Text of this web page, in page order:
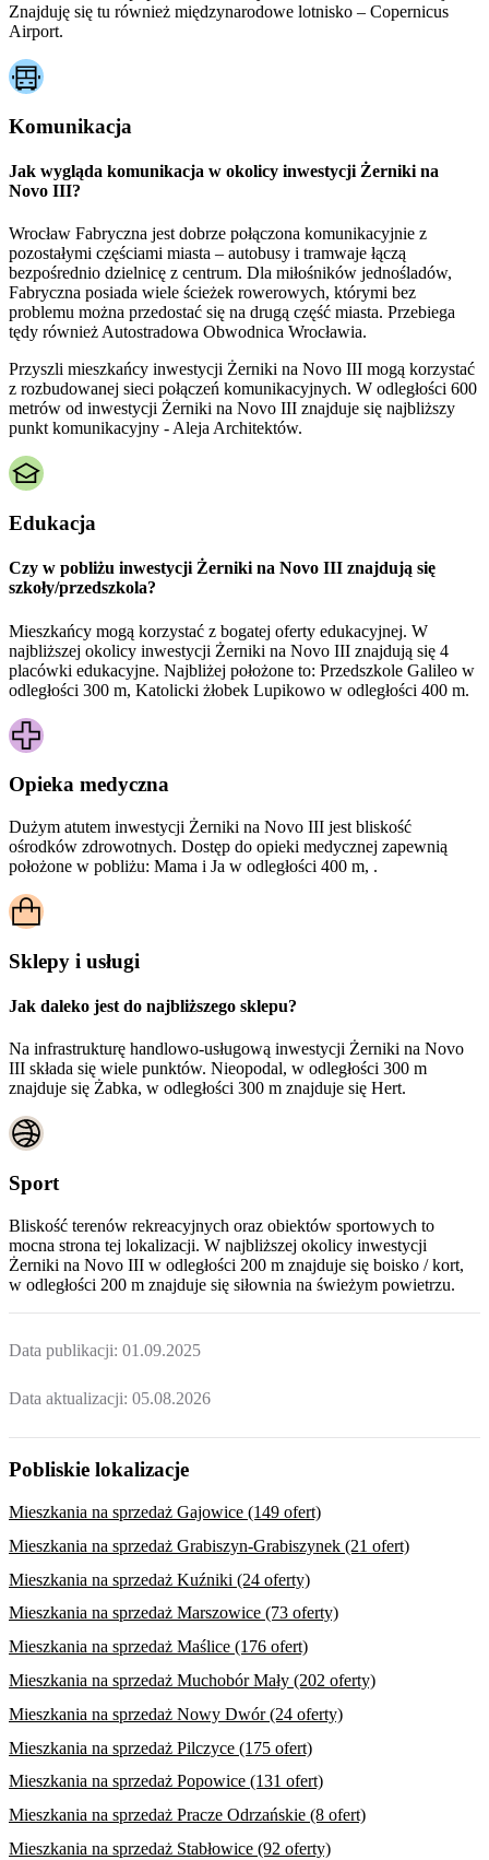
Znajduję się tu również międzynarodowe lotnisko – Copernicus
Airport.
Komunikacja
Jak wygląda komunikacja w okolicy inwestycji Żerniki na
Novo III?
Wrocław Fabryczna jest dobrze połączona komunikacyjnie z
pozostałymi częściami miasta – autobusy i tramwaje łączą
bezpośrednio dzielnicę z centrum. Dla miłośników jednośladów,
Fabryczna posiada wiele ścieżek rowerowych, którymi bez
problemu można przedostać się na drugą część miasta. Przebiega
tędy również Autostradowa Obwodnica Wrocławia.
Przyszli mieszkańcy inwestycji Żerniki na Novo III mogą korzystać
z rozbudowanej sieci połączeń komunikacyjnych. W odległości 600
metrów od inwestycji Żerniki na Novo III znajduje się najbliższy
punkt komunikacyjny - Aleja Architektów.
Edukacja
Czy w pobliżu inwestycji Żerniki na Novo III znajdują się
szkoły/przedszkola?
Mieszkańcy mogą korzystać z bogatej oferty edukacyjnej. W
najbliższej okolicy inwestycji Żerniki na Novo III znajdują się 4
placówki edukacyjne. Najbliżej położone to: Przedszkole Galileo w
odległości 300 m, Katolicki żłobek Lupikowo w odległości 400 m.
Opieka medyczna
Dużym atutem inwestycji Żerniki na Novo III jest bliskość
ośrodków zdrowotnych. Dostęp do opieki medycznej zapewnią
położone w pobliżu: Mama i Ja w odległości 400 m, .
Sklepy i usługi
Jak daleko jest do najbliższego sklepu?
Na infrastrukturę handlowo-usługową inwestycji Żerniki na Novo
III składa się wiele punktów. Nieopodal, w odległości 300 m
znajduje się Żabka, w odległości 300 m znajduje się Hert.
Sport
Bliskość terenów rekreacyjnych oraz obiektów sportowych to
mocna strona tej lokalizacji. W najbliższej okolicy inwestycji
Żerniki na Novo III w odległości 200 m znajduje się boisko / kort,
w odległości 200 m znajduje się siłownia na świeżym powietrzu.
Data publikacji: 01.09.2025
Data aktualizacji: 05.08.2026
Pobliskie lokalizacje
Mieszkania na sprzedaż Gajowice (149 ofert)
Mieszkania na sprzedaż Grabiszyn-Grabiszynek (21 ofert)
Mieszkania na sprzedaż Kuźniki (24 oferty)
Mieszkania na sprzedaż Marszowice (73 oferty)
Mieszkania na sprzedaż Maślice (176 ofert)
Mieszkania na sprzedaż Muchobór Mały (202 oferty)
Mieszkania na sprzedaż Nowy Dwór (24 oferty)
Mieszkania na sprzedaż Pilczyce (175 ofert)
Mieszkania na sprzedaż Popowice (131 ofert)
Mieszkania na sprzedaż Pracze Odrzańskie (8 ofert)
Mieszkania na sprzedaż Stabłowice (92 oferty)